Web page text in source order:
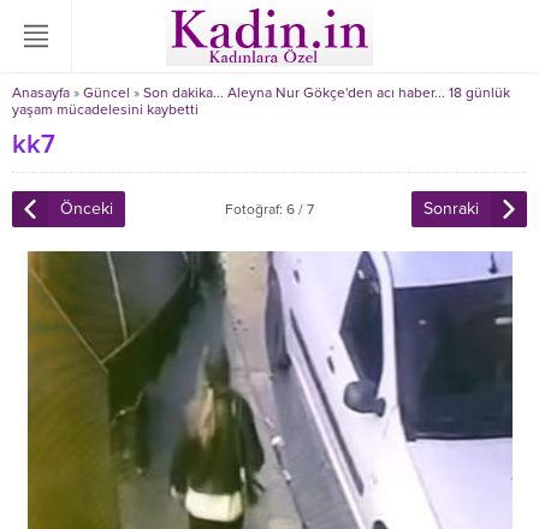
Anasayfa » Güncel » Son dakika... Aleyna Nur Gökçe'den acı haber... 18 günlük
yaşam mücadelesini kaybetti
kk7
Önceki Fotoğraf: 6 / 7 Sonraki